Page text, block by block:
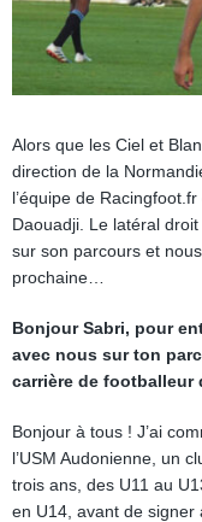
Alors que les Ciel et
direction de la
l’équipe de
Daouadji. Le latéral
sur son parcours et
prochaine…
Bonjour Sabri, pour
avec nous sur ton
carrière de footballeur
Bonjour à tous ! J’ai
l’USM Audonienne, un
trois ans, des U11 au
en U14, avant de signer